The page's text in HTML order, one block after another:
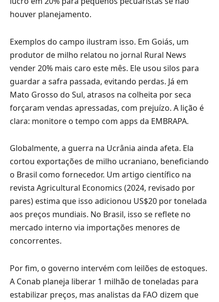
houver planejamento.
Exemplos do campo ilustram isso. Em Goiás, um
produtor de milho relatou no jornal Rural News
vender 20% mais caro este mês. Ele usou silos para
guardar a safra passada, evitando perdas. Já em
Mato Grosso do Sul, atrasos na colheita por seca
forçaram vendas apressadas, com prejuízo. A lição é
clara: monitore o tempo com apps da EMBRAPA.
Globalmente, a guerra na Ucrânia ainda afeta. Ela
cortou exportações de milho ucraniano, beneficiando
o Brasil como fornecedor. Um artigo científico na
revista Agricultural Economics (2024, revisado por
pares) estima que isso adicionou US$20 por tonelada
aos preços mundiais. No Brasil, isso se reflete no
mercado interno via importações menores de
concorrentes.
Por fim, o governo intervém com leilões de estoques.
A Conab planeja liberar 1 milhão de toneladas para
estabilizar preços, mas analistas da FAO dizem que